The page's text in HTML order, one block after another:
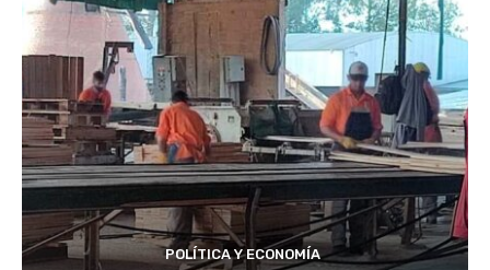
POLÍTICA Y ECONOMÍA